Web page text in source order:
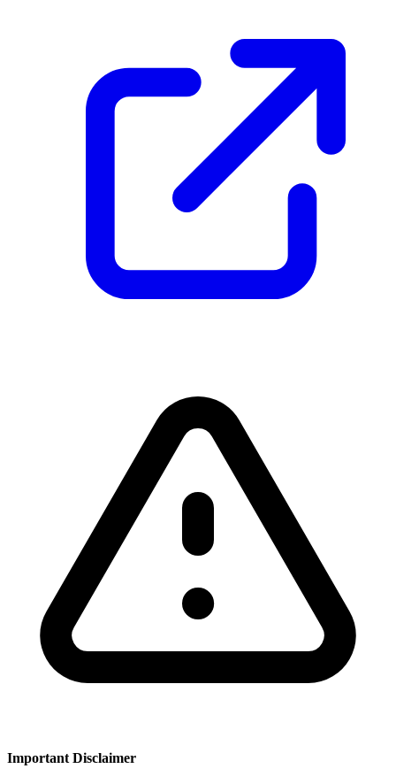
Important Disclaimer